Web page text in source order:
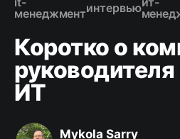
менеджментинтервью
Коротко о
руководителя
ИТ
Mykola Sarry